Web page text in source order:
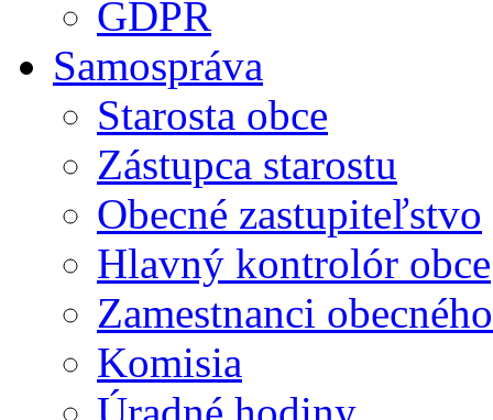
GDPR
Samospráva
Starosta obce
Zástupca starostu
Obecné zastupiteľstvo
Hlavný kontrolór obce
Zamestnanci
Komisia